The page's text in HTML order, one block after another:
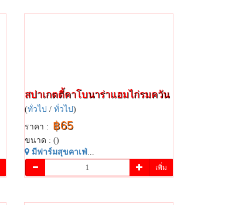
สปาเกตตี้​คา​โบ​นา​ร่า​แฮมไก่รมควัน​
(ทั่วไป / ทั่วไป)
ราคา : ฿65
ขนาด : ()
มี​ฟาร์​มสุข​คาเฟ่​ ...
เพิ่ม